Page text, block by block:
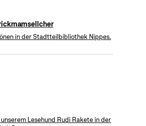
in der Stadtteilbibliothek Nippes.
Lesehund Rudi Rakete in der